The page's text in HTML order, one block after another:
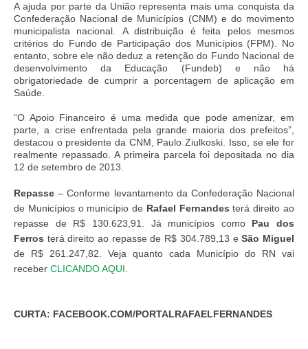
A ajuda por parte da União representa mais uma conquista da
Confederação Nacional de Municípios (CNM) e do movimento
municipalista nacional. A distribuição é feita pelos mesmos
critérios do Fundo de Participação dos Municípios (FPM). No
entanto, sobre ele não deduz a retenção do Fundo Nacional de
desenvolvimento da Educação (Fundeb) e não há
obrigatoriedade de cumprir a porcentagem de aplicação em
Saúde.
“O Apoio Financeiro é uma medida que pode amenizar, em
parte, a crise enfrentada pela grande maioria dos prefeitos”,
destacou o presidente da CNM, Paulo Ziulkoski. Isso, se ele for
realmente repassado. A primeira parcela foi depositada no dia
12 de setembro de 2013.
Repasse – Conforme levantamento da Confederação Nacional
de Municípios o município de Rafael Fernandes terá direito ao
repasse de R$ 130.623,91. Já municípios como Pau dos
Ferros terá direito ao repasse de R$ 304.789,13 eSão Miguel
de R$ 261.247,82. Veja quanto cada Município do RN vai
receber CLICANDO AQUI.
CURTA: FACEBOOK.COM/PORTALRAFAELFERNANDES